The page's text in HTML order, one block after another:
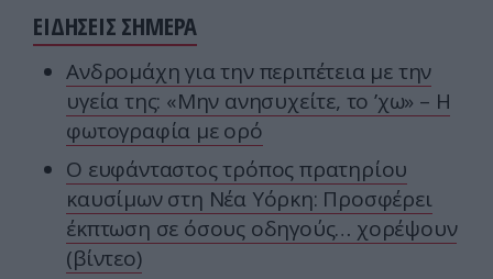
ΕΙΔΗΣΕΙΣ ΣΗΜΕΡΑ
Ανδρομάχη για την περιπέτεια με την
υγεία της: «Μην ανησυχείτε, το ’χω» – H
φωτογραφία με ορό
Ο ευφάνταστος τρόπος πρατηρίου
καυσίμων στη Νέα Υόρκη: Προσφέρει
έκπτωση σε όσους οδηγούς… χορέψουν
(βίντεο)